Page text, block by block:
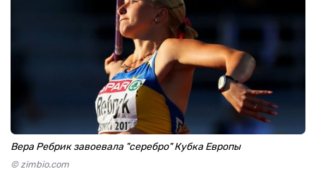
Вера Ребрик завоевала "серебро" Кубка Европы
© zimbio.com